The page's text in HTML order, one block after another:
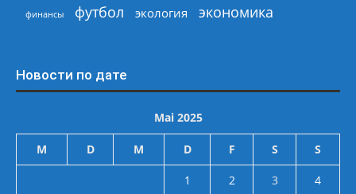
финансы футбол экология экономика
Новости по дате
Mai 2025
M D M D F S S
1 2 3
4